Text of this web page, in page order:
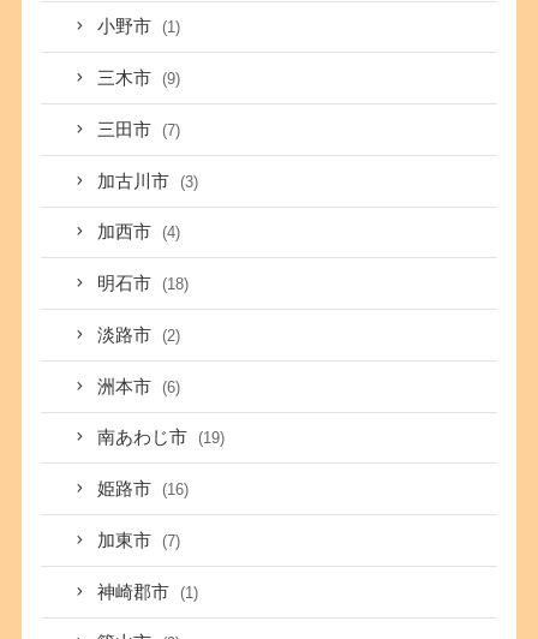
小野市 (1)
三木市 (9)
三田市 (7)
加古川市 (3)
加西市 (4)
明石市 (18)
淡路市 (2)
洲本市 (6)
南あわじ市 (19)
姫路市 (16)
加東市 (7)
神崎郡市 (1)